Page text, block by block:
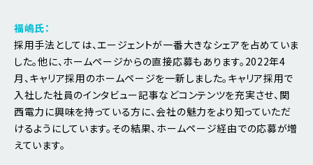
福嶋氏：
採用手法としては、エージェントが一番大きなシェアを占めていま
した。他に、ホームページからの直接応募もあります。2022年4
月、キャリア採用のホームページを一新しました。キャリア採用で
入社した社員のインタビュー記事などコンテンツを充実させ、関
西電力に興味を持っている方に、会社の魅力をより知っていただ
けるようにしています。その結果、ホームページ経由での応募が増
えています。